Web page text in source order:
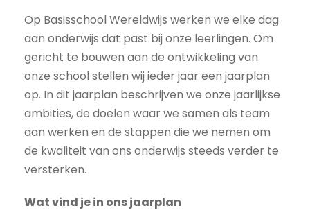
Op Basisschool Wereldwijs werken we elke dag
aan onderwijs dat past bij onze leerlingen. Om
gericht te bouwen aan de ontwikkeling van
onze school stellen wij ieder jaar een jaarplan
op. In dit jaarplan beschrijven we onze jaarlijkse
ambities, de doelen waar we samen als team
aan werken en de stappen die we nemen om
de kwaliteit van ons onderwijs steeds verder te
versterken.
Wat vind je in ons jaarplan